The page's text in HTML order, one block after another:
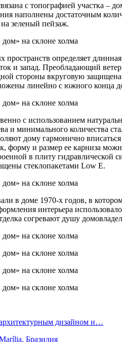
с топографией участка –
наполнены достаточным
зеленый пейзаж.
определяет
и запад. Преобладающий
стороны вкруговую
линейно с южного конца
с использованием
и минимального количества
дому гармонично
и размер ее карниза
в плиту
стеклопакетами Low E.
в доме 1970-х годов, в
интерьера
согревают душу
дизайном и…
Бразилия